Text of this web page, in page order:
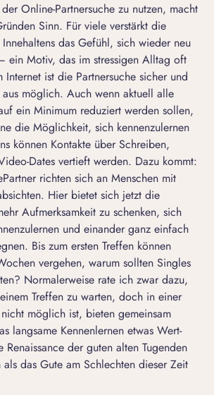
Online-Partnersuche zu nutzen, macht
Sinn. Für viele verstärkt die
das Gefühl, sich wieder neu
ein Motiv, das im stressigen Alltag oft
ist die Partnersuche sicher und
möglich. Auch wenn aktuell alle
ein Minimum reduziert werden sollen,
die Möglichkeit, sich kennenzulernen
können Kontakte über Schreiben,
Dates vertieft werden. Dazu kommt:
richten sich an Menschen mit
Hier bietet sich jetzt die
Aufmerksamkeit zu schenken, sich
und einander ganz einfach
Bis zum ersten Treffen können
vergehen, warum sollten Singles
Normalerweise rate ich zwar dazu,
Treffen zu warten, doch in einer
möglich ist, bieten gemeinsam
langsame Kennenlernen etwas Wert-
Renaissance der guten alten Tugenden
das Gute am Schlechten dieser Zeit